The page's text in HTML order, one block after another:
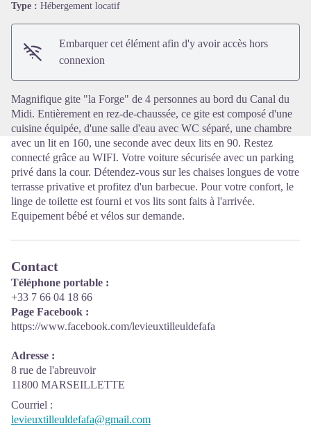
Voir l'image en plein écran
Type : Hébergement locatif
Embarquer cet élément afin d'y avoir accès hors
connexion
Magnifique gite "la Forge" de 4 personnes au bord du Canal du
Midi. Entièrement en rez-de-chaussée, ce gite est composé d'une
cuisine équipée, d'une salle d'eau avec WC séparé, une chambre
avec un lit en 160, une seconde avec deux lits en 90. Restez
connecté grâce au WIFI. Votre voiture sécurisée avec un parking
privé dans la cour. Détendez-vous sur les chaises longues de votre
terrasse privative et profitez d'un barbecue. Pour votre confort, le
linge de toilette est fourni et vos lits sont faits à l'arrivée.
Equipement bébé et vélos sur demande.
Contact
Téléphone portable :
+33 7 66 04 18 66
Page Facebook :
https://www.facebook.com/levieuxtilleuldefafa
Adresse :
8 rue de l'abreuvoir
11800 MARSEILLETTE
Courriel :
levieuxtilleuldefafa@gmail.com